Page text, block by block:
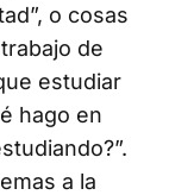
o cosas
de
estudiar
hago en
a la